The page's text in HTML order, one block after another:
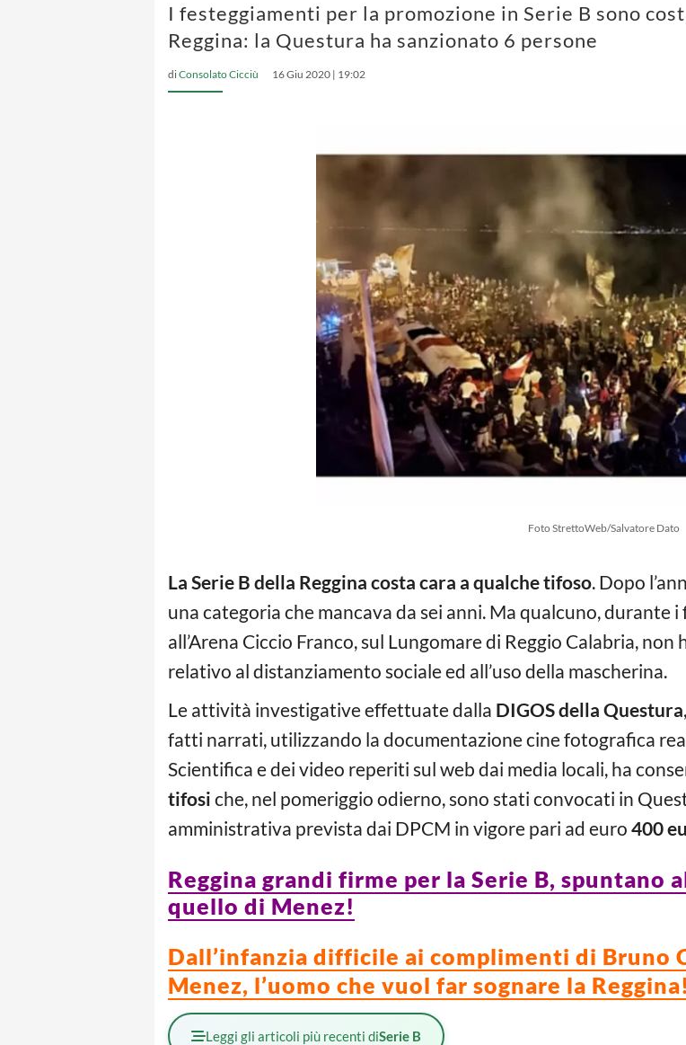
I festeggiamenti per la promozione in Serie B sono
Reggina: la Questura ha sanzionato 6 persone
diConsolato Cicciù 16 Giu 2020 | 19:02
Foto StrettoWeb/Salvatore Dato
La Serie B della Reggina costa cara a qualche tifoso. Dopo
una categoria che mancava da sei anni. Ma qualcuno, durante
all’Arena Ciccio Franco, sul Lungomare di Reggio Calabria,
relativo al distanziamento sociale ed all’uso della mascherina.
Le attività investigative effettuate dalla DIGOS della Questura
fatti narrati, utilizzando la documentazione cine fotografica
Scientifica e dei video reperiti sul web dai media locali, ha
tifosi che, nel pomeriggio odierno, sono stati convocati in
amministrativa prevista dai DPCM in vigore pari ad euro 400
Reggina grandi firme per la Serie B,
quello di Menez!
Dall’infanzia difficile ai complimenti di Bruno
Menez, l’uomo che vuol far sognare la
Leggi gli articoli più recenti diSerie B